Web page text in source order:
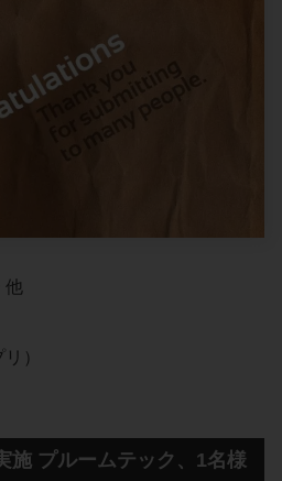
他
）
施 プルームテック、1名様